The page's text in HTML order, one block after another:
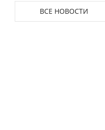
ВСЕ НОВОСТИ